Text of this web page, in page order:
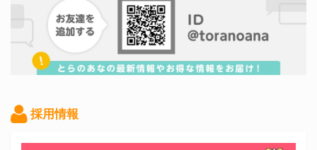
採用情報